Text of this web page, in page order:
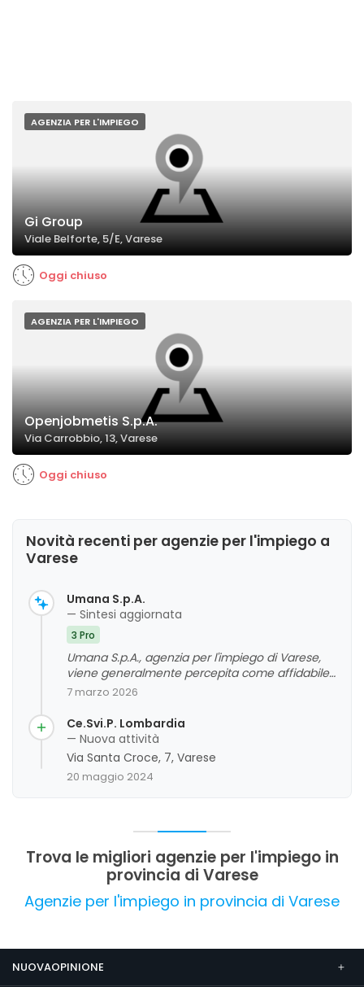
AGENZIA PER L'IMPIEGO
Gi Group
Viale Belforte, 5/E, Varese
Oggi chiuso
AGENZIA PER L'IMPIEGO
Openjobmetis S.p.A.
Via Carrobbio, 13, Varese
Oggi chiuso
Novità recenti per agenzie per l'impiego a
Varese
Umana S.p.A.
— Sintesi aggiornata
3 Pro
Umana S.p.A., agenzia per l'impiego di Varese,
viene generalmente percepita come affidabile
e professionale dai clienti. Le opinioni
comunicazione, con un personale gentile,
disponibile e cortese, che si impegna a offrire
supporto e chiarezza nelle procedure. La
clientela apprezza anche la lunga esperienza
positiva e la competenza nel settore, in
positivo, con alcuni spunti di miglioramento
7 marzo 2026
Ce.Svi.P. Lombardia
— Nuova attività
Via Santa Croce, 7, Varese
20 maggio 2024
Trova le migliori agenzie per l'impiego in
provincia di Varese
Agenzie per l'impiego in provincia di Varese
NUOVAOPINIONE